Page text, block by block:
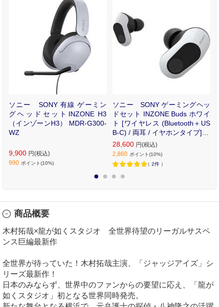
ソニー SONY 有線 ゲーミン
グヘッドセットINZONE H3
（インゾーンH3） MDR-G300-
WZ
9,900 円(税込)
990 ポイント(10%)
ソニー SONY ゲーミングヘッ
ドセット INZONE Buds ホワイ
ト [ワイヤレス (Bluetooth＋US
B-C) / 両耳 / イヤホンタイプ] W
F-G700N/WZ
28,600 円(税込)
2,860 ポイント(10%)
（ 2件 ）
商品概要
木村拓哉×龍が如くスタジオ 全世界待望のリーガルサスペ
ンス巨編最新作
全世界が待っていた！木村拓哉主演、「ジャッジアイズ」シ
リーズ最新作！
日本のみならず、世界中のファンからの要望に応え、「龍が
如くスタジオ」初となる世界同時発売。